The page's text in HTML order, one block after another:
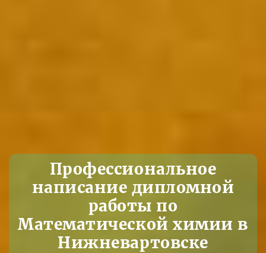
Профессиональное
написание дипломной
работы по
Математической химии в
Нижневартовске